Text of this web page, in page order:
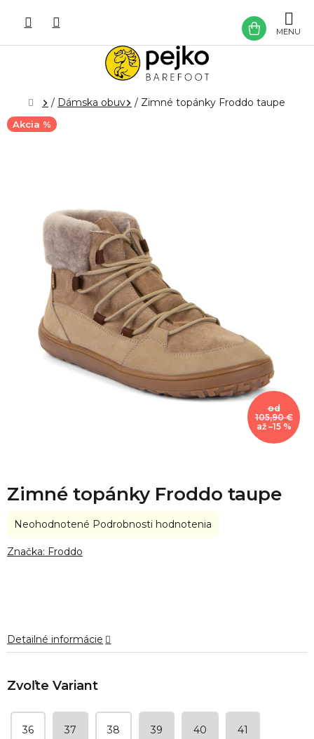
obsah
Domov
/ Dámska obuv / Zimné topánky Froddo taupe
Akcia %
od
105,90 €
až –15 %
Zimné topánky Froddo taupe
36 37 38 39 40 41
Detailné informácie
Priemerné
produktu
Neohodnotené Podrobnosti hodnotenia
Značka: Froddo